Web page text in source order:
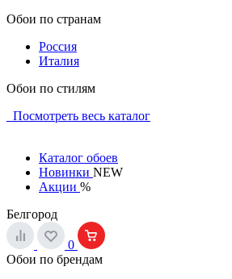
Обои по странам
Россия
Италия
Обои по стилям
Посмотреть весь каталог
Каталог обоев
Новинки NEW
Акции %
Белгород
0
Обои по брендам